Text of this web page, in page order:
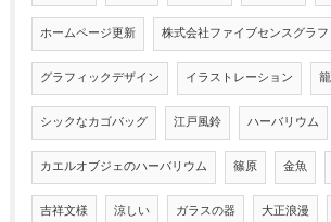
ホームページ更新 株式会社ファイブセンスグラ
グラフィックデザイン イラストレーション
シックなカゴバッグ 江戸風鈴 ハーバリウム
カエルオブジェのハーバリウム 篠原 金魚
吉祥文様 涼しい ガラスの器 大正浪漫